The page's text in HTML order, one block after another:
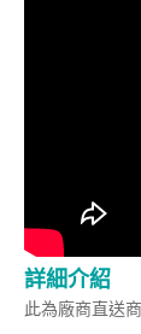
詳細介紹
此為廠商直送